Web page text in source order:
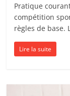
Pratique
compétition
règles de base.
Lire la suite